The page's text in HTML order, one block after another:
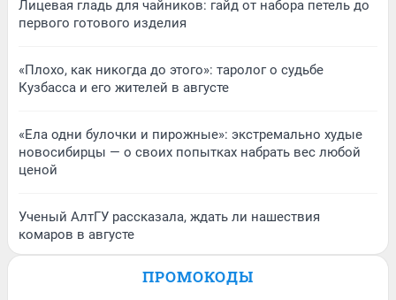
Лицевая гладь для чайников: гайд от набора петель до
первого готового изделия
«Плохо, как никогда до этого»: таролог о судьбе
Кузбасса и его жителей в августе
«Ела одни булочки и пирожные»: экстремально худые
новосибирцы — о своих попытках набрать вес любой
ценой
Ученый АлтГУ рассказала, ждать ли нашествия
комаров в августе
ПРОМОКОДЫ